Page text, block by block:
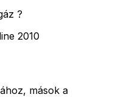
?
2010
mások a